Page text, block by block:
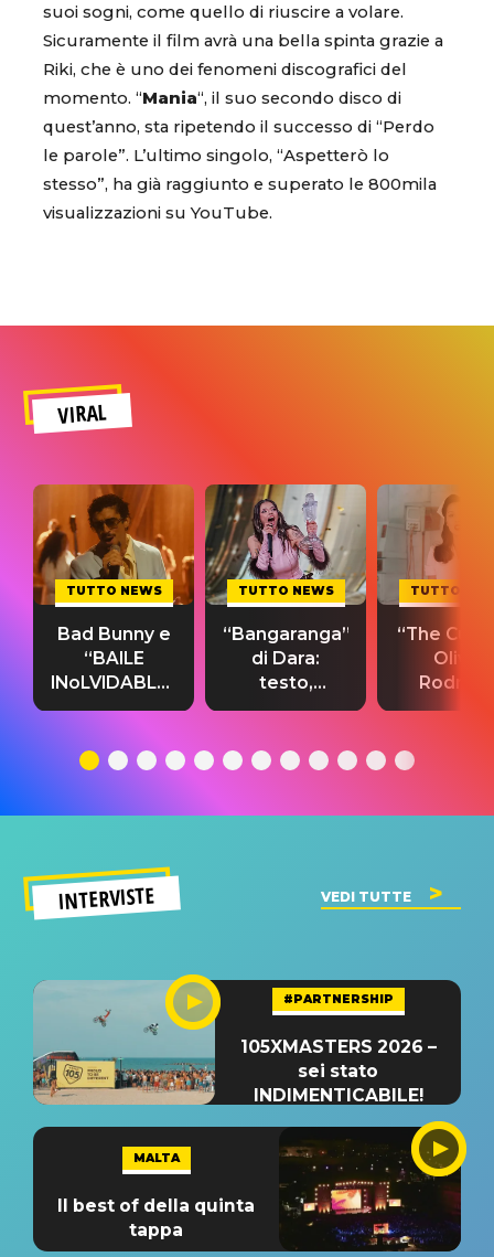
suoi sogni, come quello di riuscire a volare.
Sicuramente il film avrà una bella spinta grazie a
Riki, che è uno dei fenomeni discografici del
momento. “Mania“, il suo secondo disco di
quest’anno, sta ripetendo il successo di “Perdo
le parole”. L’ultimo singolo, “Aspetterò lo
stesso”, ha già raggiunto e superato le 800mila
visualizzazioni su YouTube.
VIRAL
TUTTO NEWS
Bad Bunny e
“BAILE
INoLVIDABLE”:
testo,
significato
TUTTO NEWS
“Bangaranga”
di Dara:
testo,
traduzione e
del singolo
TUTTO
“The
Olivia
testo,
INTERVISTE VEDI TUTTE
#PARTNERSHIP
105XMASTERS 2026 –
sei stato
INDIMENTICABILE!
MALTA
Il best of della quinta
tappa